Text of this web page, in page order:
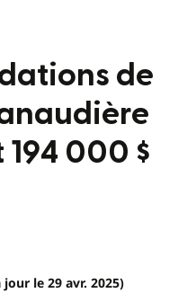
de
000 $
le 29 avr. 2025)